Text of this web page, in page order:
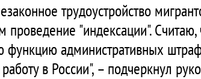
трудоустройство
"индексации". Считаю,
функцию административных
в России", – подчеркнул